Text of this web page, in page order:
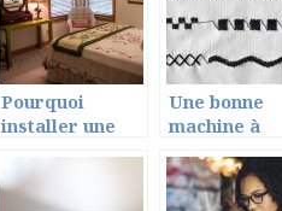
Pourquoi
installer une
meuble dans
votre chambre?
Une bonne
machine à
coudre pour
votre activité